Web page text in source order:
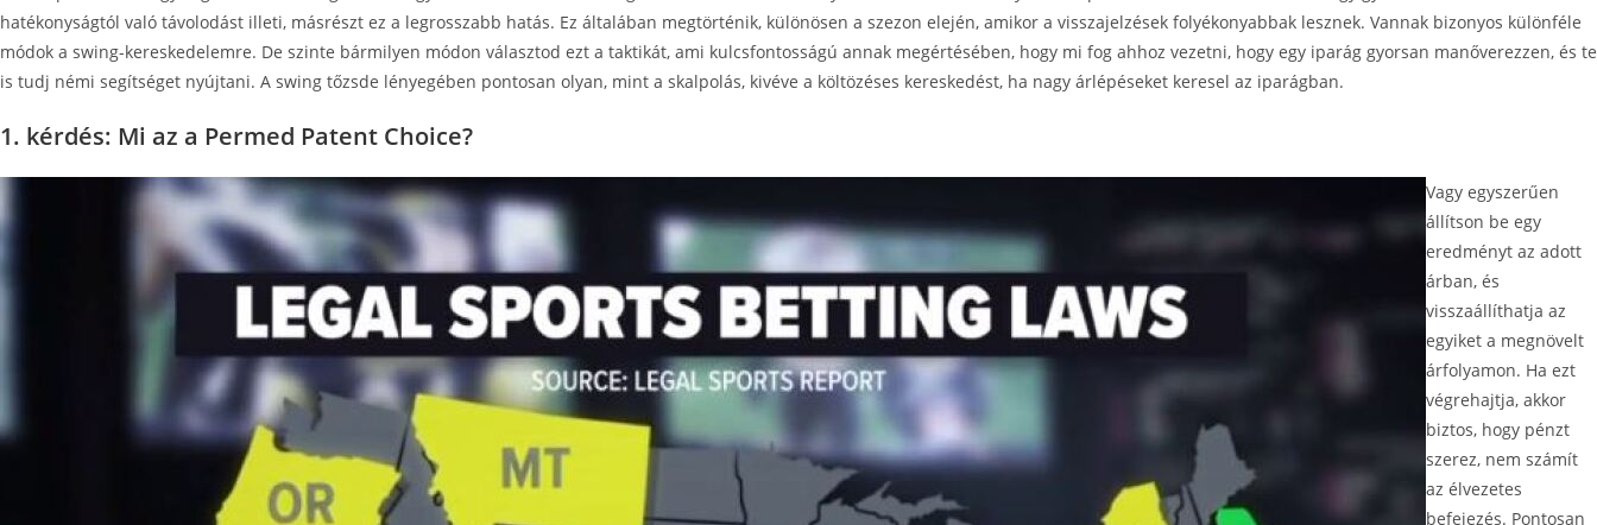
hatékonyságtól való távolodást illeti, másrészt ez a legrosszabb hatás. Ez általában megtörténik, különösen a szezon elején, amikor a visszajelzések folyékonyabbak lesznek. Vannak bizonyos különféle
módok a swing-kereskedelemre. De szinte bármilyen módon választod ezt a taktikát, ami kulcsfontosságú annak megértésében, hogy mi fog ahhoz vezetni, hogy egy iparág gyorsan manőverezzen, és te
is tudj némi segítséget nyújtani. A swing tőzsde lényegében pontosan olyan, mint a skalpolás, kivéve a költözéses kereskedést, ha nagy árlépéseket keresel az iparágban.
1. kérdés: Mi az a Permed Patent Choice?
Vagy egyszerűen
állítson be egy
eredményt az adott
árban, és
visszaállíthatja az
egyiket a megnövelt
árfolyamon. Ha ezt
végrehajtja, akkor
biztos, hogy pénzt
szerez, nem számít
az élvezetes
befejezés. Pontosan